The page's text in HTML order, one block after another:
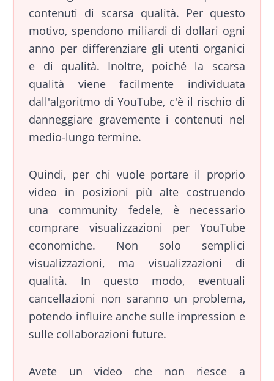
contenuti di scarsa qualità. Per questo
motivo, spendono miliardi di dollari ogni
anno per differenziare gli utenti organici
e di qualità. Inoltre, poiché la scarsa
qualità viene facilmente individuata
dall'algoritmo di YouTube, c'è il rischio di
danneggiare gravemente i contenuti nel
medio-lungo termine.
Quindi, per chi vuole portare il proprio
video in posizioni più alte costruendo
una community fedele, è necessario
comprare visualizzazioni per YouTube
economiche. Non solo semplici
visualizzazioni, ma visualizzazioni di
qualità. In questo modo, eventuali
cancellazioni non saranno un problema,
potendo influire anche sulle impression e
sulle collaborazioni future.
Avete un video che non riesce a